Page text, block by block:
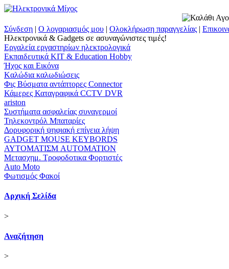
Σύνδεση | Ο λογαριασμός μου | Ολοκλήρωση παραγγελίας |
Ηλεκτρονικά & Gadgets σε ασυναγώνιστες τιμές!
Εργαλεία εργαστηρίων ηλεκτρολογικά
Εκπαιδευτικά KIT & Education Ηobby
Ήχος και Εικόνα
Kαλώδια καλωδιώσεις
Φις Βύσματα αντάπτορες Connector
Κάμερες Καταγραφικά CCTV DVR
ariston
Συστήματα ασφαλείας συναγερμοί
Τηλεκοντρόλ Μπαταρίες
Δορυφορική ψηφιακή επίγεια λήψη
GADGET MOUSE KEYBORDS
ΑΥΤΟΜΑΤΙΣΜ AUTOMATION
Μετασχημ. Τροφοδοτικα Φορτιστές
Auto Moto
Φωτισμός Φακοί
Αρχική Σελίδα
>
Αναζήτηση
>